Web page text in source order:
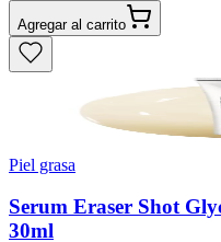
Agregar al carrito
Piel grasa
Serum Eraser Shot
30ml